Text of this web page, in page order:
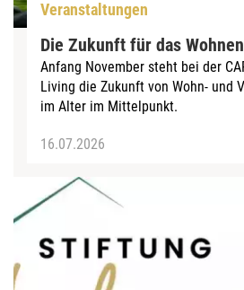
Veranstaltungen
Die Zukunft für das
Anfang November steht bei der
Living die Zukunft von Wohn- und
im Alter im Mittelpunkt.
16.07.2026